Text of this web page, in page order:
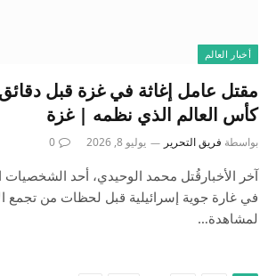
أخبار العالم
مقتل عامل إغاثة في غزة قبل
كأس العالم الذي نظمه | غزة
بواسطة فريق التحرير يوليو 8, 2026 0
آخر الأخبارقُتل محمد الوحيدي، أحد
في غارة جوية إسرائيلية قبل لحظات من تجمع
لمشاهدة…